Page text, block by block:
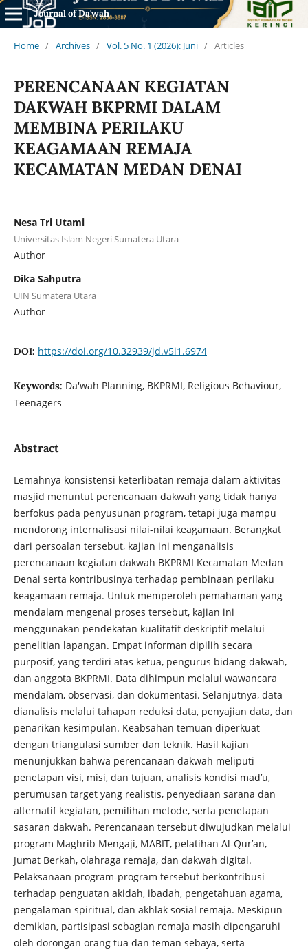
Journal of Da'wah
Home / Archives / Vol. 5 No. 1 (2026): Juni / Articles
PERENCANAAN KEGIATAN
DAKWAH BKPRMI DALAM
MEMBINA PERILAKU
KEAGAMAAN REMAJA
KECAMATAN MEDAN DENAI
Nesa Tri Utami
Universitas Islam Negeri Sumatera Utara
Author
Dika Sahputra
UIN Sumatera Utara
Author
DOI: https://doi.org/10.32939/jd.v5i1.6974
Keywords: Da'wah Planning, BKPRMI, Religious Behaviour,
Teenagers
Abstract
Lemahnya konsistensi keterlibatan remaja dalam aktivitas
masjid menuntut perencanaan dakwah yang tidak hanya
berfokus pada penyusunan program, tetapi juga mampu
mendorong internalisasi nilai-nilai keagamaan. Berangkat
dari persoalan tersebut, kajian ini menganalisis
perencanaan kegiatan dakwah BKPRMI Kecamatan Medan
Denai serta kontribusinya terhadap pembinaan perilaku
keagamaan remaja. Untuk memperoleh pemahaman yang
mendalam mengenai proses tersebut, kajian ini
menggunakan pendekatan kualitatif deskriptif melalui
penelitian lapangan. Empat informan dipilih secara
purposif, yang terdiri atas ketua, pengurus bidang dakwah,
dan anggota BKPRMI. Data dihimpun melalui wawancara
mendalam, observasi, dan dokumentasi. Selanjutnya, data
dianalisis melalui tahapan reduksi data, penyajian data, dan
penarikan kesimpulan. Keabsahan temuan diperkuat
dengan triangulasi sumber dan teknik. Hasil kajian
menunjukkan bahwa perencanaan dakwah meliputi
penetapan visi, misi, dan tujuan, analisis kondisi mad’u,
perumusan target yang realistis, penyediaan sarana dan
alternatif kegiatan, pemilihan metode, serta penetapan
sasaran dakwah. Perencanaan tersebut diwujudkan melalui
program Maghrib Mengaji, MABIT, pelatihan Al-Qur’an,
Jumat Berkah, olahraga remaja, dan dakwah digital.
Pelaksanaan program-program tersebut berkontribusi
terhadap penguatan akidah, ibadah, pengetahuan agama,
pengalaman spiritual, dan akhlak sosial remaja. Meskipun
demikian, partisipasi sebagian remaja masih dipengaruhi
oleh dorongan orang tua dan teman sebaya, serta